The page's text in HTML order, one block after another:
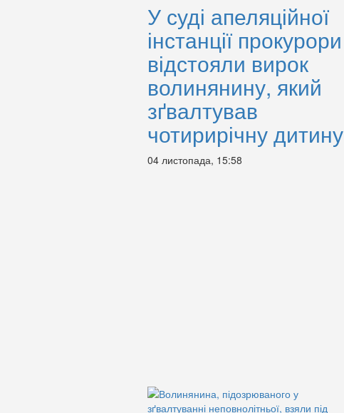
У суді апеляційної
інстанції прокурори
відстояли вирок
волинянину, який
зґвалтував
чотирирічну дитину
04 листопада, 15:58